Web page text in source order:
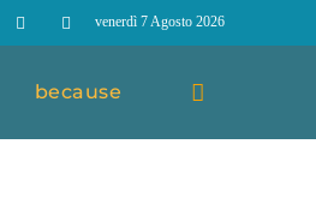
venerdì 7 Agosto 2026
because